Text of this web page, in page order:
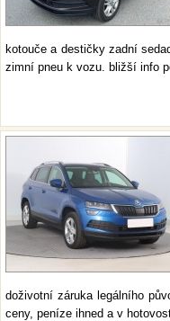
kotouče a destičky zadní
zimní pneu k vozu. bližší info
doživotní záruka legálního
ceny, peníze ihned a v